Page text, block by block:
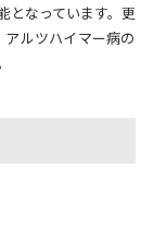
となっています。更
アルツハイマー病の